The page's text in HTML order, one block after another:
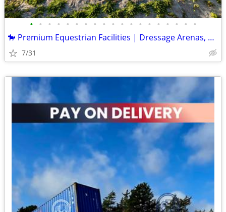
• • • • • • • • • • • • • • • • • • •
🐎 Premium Equestrian Facilities | Dressage Arenas, Mare Motels & Horse Stalls
7/31